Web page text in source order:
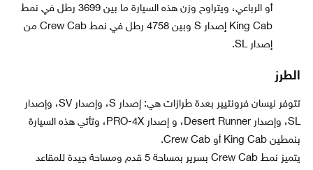
أو الرباعي، ويتراوح وزن هذه السيارة ما بين 3699 رطل في نمط
King Cab إصدار S وبين 4758 رطل في نمط Crew Cab من
إصدار SL.
الطرز
تتوفر نيسان فرونتيير بعدة طرازات هي: إصدار S، وإصدار SV، وإصدار
SL، وإصدار Desert Runner، و إصدار PRO-4X، وتأتي هذه السيارة
بنمطين King Cab أو Crew Cab.
يتميز نمط Crew Cab بسرير بمساحة 5 قدم ومساحة جيدة للمقاعد